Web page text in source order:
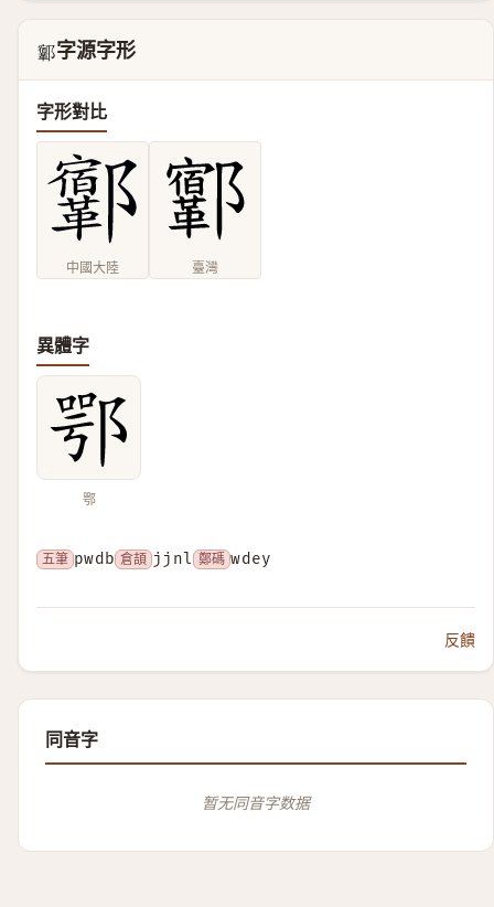
𨟨 字源字形
字形對比
中國大陸 臺灣
異體字
鄂
五筆 pwdb 倉頡 jjnl 鄭碼 wdey
反饋
同音字
暂无同音字数据